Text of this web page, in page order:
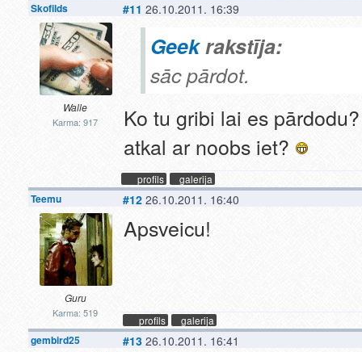
Skofilds
Walle
Karma: 917
#11 26.10.2011. 16:39
Geekrakstīja:
sāc pārdot.
Ko tu gribi lai es
atkal ar noobs iet?
profils galerija
Teemu
Guru
Karma: 519
#12 26.10.2011. 16:40
Apsveicu!
profils galerija
gembird25 #13 26.10.2011. 16:41